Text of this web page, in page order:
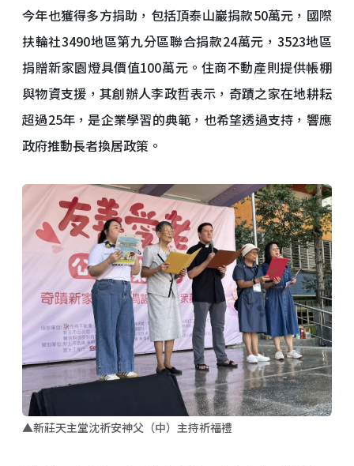
今年也獲得多方捐助，包括頂泰山巖捐款50萬元，國際
扶輪社3490地區第九分區聯合捐款24萬元，3523地區
捐贈新家園燈具價值100萬元。住商不動產則提供帳棚
與物資支援，其創辦人李政哲表示，奇蹟之家在地耕耘
超過25年，是企業學習的典範，也希望透過支持，響應
政府推動長者換居政策。
▲新莊天主堂沈祈安神父（中）主持祈福禮